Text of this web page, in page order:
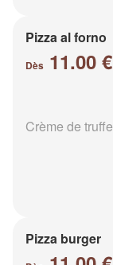
Pizza al forno
Dès 11.00 €
Crème de
Pizza burger